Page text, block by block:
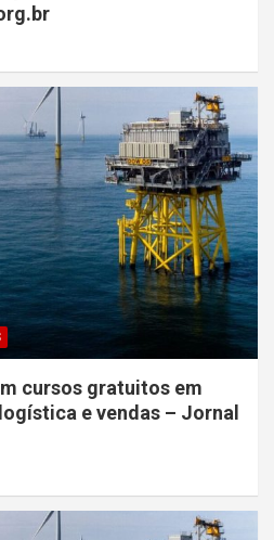
cursos gratuitos em
e vendas – Jornal